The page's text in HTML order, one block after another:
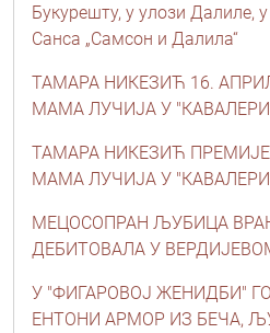
Букурешту, у улози Далиле,
Санса „Самсон и Далила“
ТАМАРА НИКЕЗИЋ 16.
МАМА ЛУЧИЈА У
ТАМАРА НИКЕЗИЋ
МАМА ЛУЧИЈА У
MEЦОСОПРАН ЉУБИЦА
ДЕБИТОВАЛА У
У "ФИГАРОВОЈ ЖЕНИДБИ"
ЕНТОНИ АРМОР ИЗ БЕЧА,